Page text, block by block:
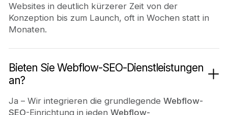
Websites in deutlich kürzerer Zeit von der
Konzeption bis zum Launch, oft in Wochen statt in
Monaten.
Bieten Sie Webflow-SEO-Dienstleistungen
an?
Ja – Wir integrieren die grundlegende Webflow-
SEO-Einrichtung in jeden Webflow-